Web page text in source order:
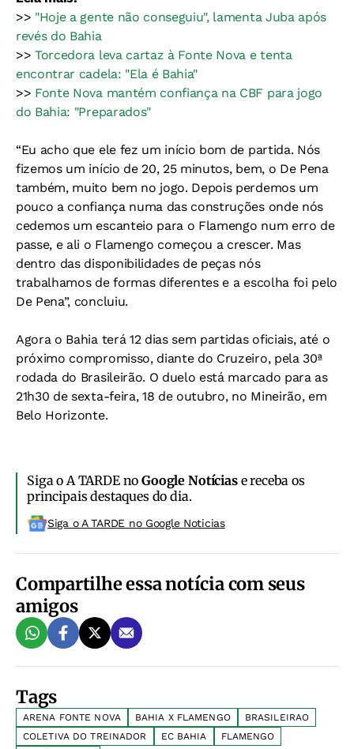
>> "Hoje a gente não conseguiu", lamenta Juba após
revés do Bahia
>>Torcedora leva cartaz à Fonte Nova e tenta
encontrar cadela: "Ela é Bahia"
>> Fonte Nova mantém confiança na CBF para jogo
do Bahia: "Preparados"
“Eu acho que ele fez um início bom de partida. Nós
fizemos um início de 20, 25 minutos, bem, o De Pena
também, muito bem no jogo. Depois perdemos um
pouco a confiança numa das construções onde nós
cedemos um escanteio para o Flamengo num erro de
passe, e ali o Flamengo começou a crescer. Mas
dentro das disponibilidades de peças nós
trabalhamos de formas diferentes e a escolha foi pelo
De Pena”, concluiu.
Agora o Bahia terá 12 dias sem partidas oficiais, até o
próximo compromisso, diante do Cruzeiro, pela 30ª
rodada do Brasileirão. O duelo está marcado para as
21h30 de sexta-feira, 18 de outubro, no Mineirão, em
Belo Horizonte.
Siga o A TARDE noGoogle Notíciase receba os
principais destaques do dia.
Siga o A TARDE no Google Noticias
Compartilhe essa notícia com seus
amigos
Tags
ARENA FONTE NOVA BAHIA X FLAMENGO
BRASILEIRAO
COLETIVA DO TREINADOR
EC BAHIA
FLAMENGO